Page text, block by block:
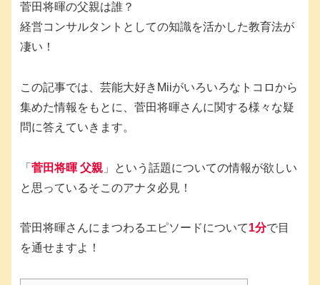
菅田将暉の父親は誰？
経営コンサルタントとしての知識を活かした教育法が
凄い！
この記事では、芸能大好きMiiがいろいろなトコロから
集めた情報をもとに、菅田将暉さんに関する様々な疑
問に答えていきます。
「 菅田将暉 父親 」という話題についての情報が欲しい
と思っているそこのアナタ必見！
菅田将暉さんにまつわるエピソードについて1分で目
を通せますよ！